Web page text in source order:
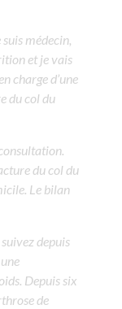
suis médecin,
et je vais
charge d’une
du col du
du col du
Le bilan
depuis
Depuis six
de